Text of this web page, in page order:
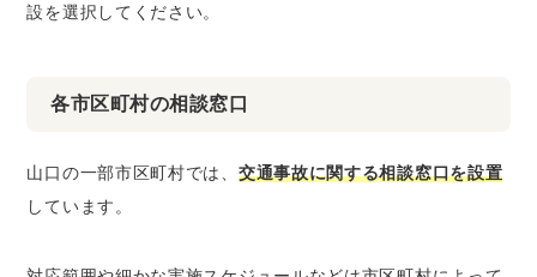
設を選択してください。
各市区町村の相談窓口
山口の一部市区町村では、 交通事故に関する相談窓口を設置
しています。